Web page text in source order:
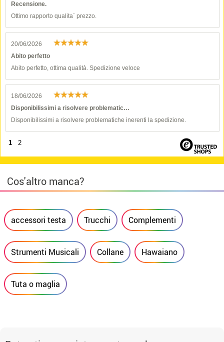
Recensione.
Ottimo rapporto qualita` prezzo.
20/06/2026
Abito perfetto
Abito perfetto, ottima qualità. Spedizione veloce
18/06/2026
Disponibilissimi a risolvere problematic…
Disponibilissimi a risolvere problematiche inerenti la spedizione.
1 2
Cos'altro manca?
accessori testa Trucchi Complementi
Strumenti Musicali Collane Hawaiano
Tuta o maglia